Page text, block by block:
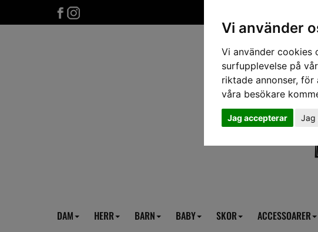
Vi använder
Vi använder
surfupplevelse på
riktade annonser,
våra besökare
Jag accepterar Jag
DAM HERR BARN BABY SKOR ACCESSOARER